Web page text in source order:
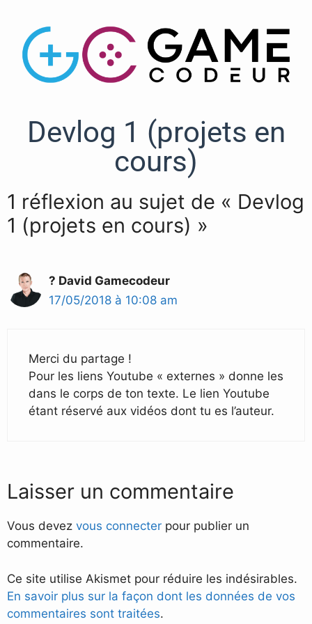
Devlog 1 (projets en
cours)
1 réflexion au sujet de « Devlog
1 (projets en cours) »
? David Gamecodeur
17/05/2018 à 10:08 am
Merci du partage !
Pour les liens Youtube « externes » donne les
dans le corps de ton texte. Le lien Youtube
étant réservé aux vidéos dont tu es l’auteur.
Laisser un commentaire
Vous devez vous connecter pour publier un
commentaire.
Ce site utilise Akismet pour réduire les indésirables.
En savoir plus sur la façon dont les données de vos
commentaires sont traitées.